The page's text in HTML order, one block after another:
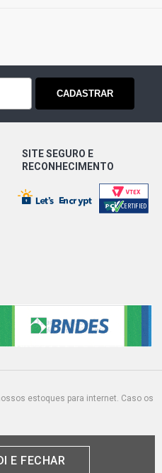
CADASTRAR
SITE SEGURO E
RECONHECIMENTO
estoques para internet. Caso os
E FECHAR